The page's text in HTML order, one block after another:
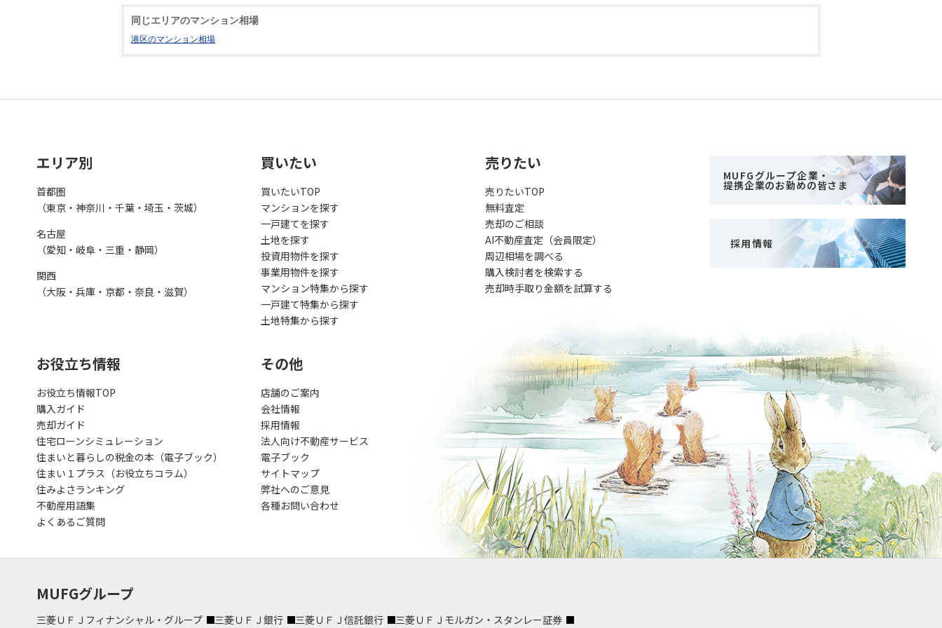
同じエリアのマンション相場
港区のマンション相場
エリア別
首都圏
（東京・神奈川・千葉・埼玉・茨城）
名古屋
（愛知・岐阜・三重・静岡）
関西
（大阪・兵庫・京都・奈良・滋賀）
買いたい
買いたいTOP
マンションを探す
一戸建てを探す
土地を探す
投資用物件を探す
事業用物件を探す
マンション特集から探す
一戸建て特集から探す
土地特集から探す
売りたい
売りたいTOP
無料査定
売却のご相談
AI不動産査定（会員限定）
周辺相場を調べる
購入検討者を検索する
売却時手取り金額を試算する
MUFGグループ企業・
提携企業のお勤めの皆さま
採用情報
お役立ち情報
お役立ち情報TOP
購入ガイド
売却ガイド
住宅ローンシミュレーション
住まいと暮らしの税金の本（電子ブック）
住まい１プラス（お役立ちコラム）
住みよさランキング
不動産用語集
よくあるご質問
その他
店舗のご案内
会社情報
採用情報
法人向け不動産サービス
電子ブック
サイトマップ
弊社へのご意見
各種お問い合わせ
MUFGグループ
三菱ＵＦＪフィナンシャル・グループ 三菱ＵＦＪ銀行 三菱ＵＦＪ信託銀行 三菱ＵＦＪモルガン・スタンレー証券